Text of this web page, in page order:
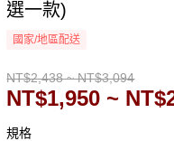
選一款)
國家/地區配送
NT$2,438 ~ NT$3,094
NT$1,950 ~
規格